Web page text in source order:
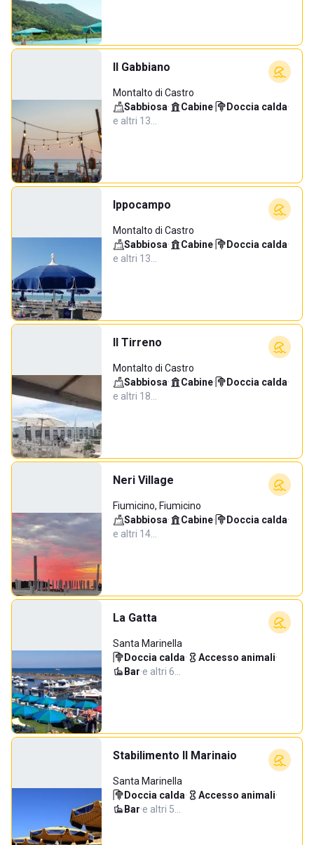
Il Gabbiano
Montalto di Castro
Sabbiosa· Cabine· Doccia calda·
e altri 13…
Ippocampo
Montalto di Castro
Sabbiosa· Cabine· Doccia calda·
e altri 13…
Il Tirreno
Montalto di Castro
Sabbiosa· Cabine· Doccia calda·
e altri 18…
Neri Village
Fiumicino, Fiumicino
Sabbiosa· Cabine· Doccia calda·
e altri 14…
La Gatta
Santa Marinella
Doccia calda· Accesso animali·
Bar·e altri 6…
Stabilimento Il Marinaio
Santa Marinella
Doccia calda· Accesso animali·
Bar·e altri 5…